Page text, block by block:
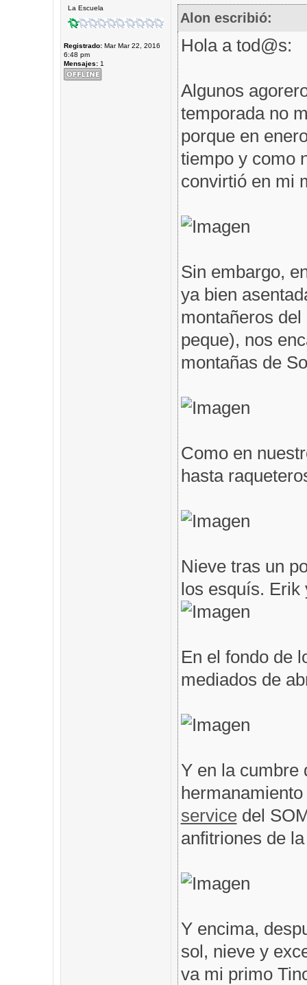
La Escuela
Registrado:Mar Mar 22, 2016
6:48 pm
Mensajes:1
Alon escribió:
Hola a tod@s:
Algunos
temporada no
porque en
tiempo y como
convirtió en mi
Sin embargo,
ya bien
montañeros
peque), nos
montañas de
Como en
hasta
Nieve tras un
los esquís. Erik
En el fondo de
mediados de
Y en la cumbre
servicedel
anfitriones de
Y encima,
sol, nieve y
va mi primo